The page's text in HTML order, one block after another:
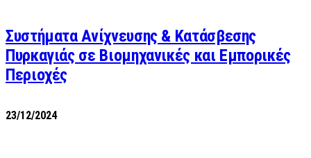
Συστήματα Ανίχνευσης & Κατάσβεσης
Πυρκαγιάς σε Βιομηχανικές και Εμπορικές
Περιοχές
23/12/2024